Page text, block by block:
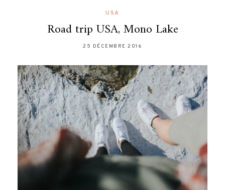
USA
Road trip USA, Mono Lake
25 DÉCEMBRE 2016